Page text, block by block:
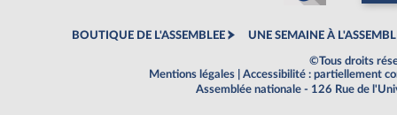
BOUTIQUE DE L'ASSEMBLEE UNE SEMAINE À
©Tous droits
Mentions légales
Accessibilité : partiellement
Assemblée nationale - 126 Rue de